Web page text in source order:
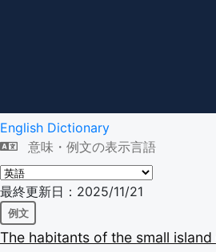
English Dictionary
意味・例文の表示言語
最終更新日：2025/11/21
例文
The habitants of the small island